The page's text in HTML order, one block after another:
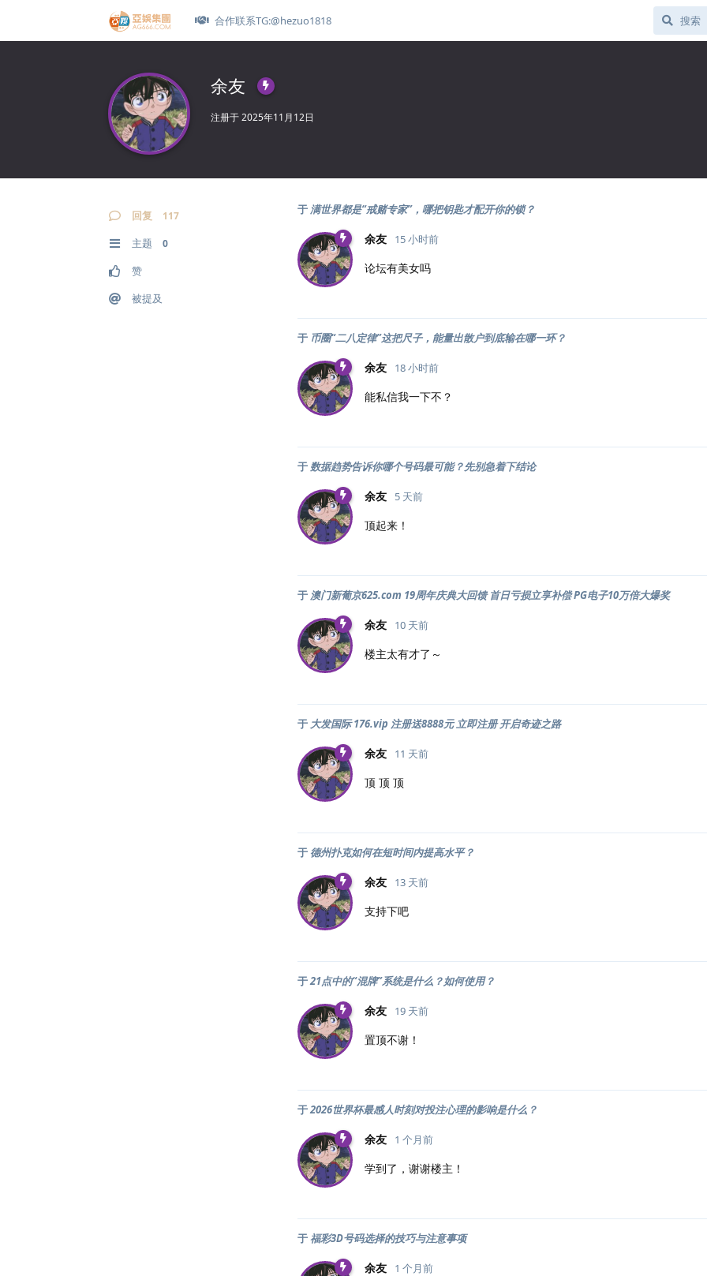
合作联系TG:@hezuo1818
余友
注册于2025年11月12日
回复 117
主题 0
赞
被提及
于 满世界都是“戒赌专家”，哪把钥匙才配开你的锁？
余友 15 小时前
论坛有美女吗
于 币圈“二八定律”这把尺子，能量出散户到底输在哪一环？
余友 18 小时前
能私信我一下不？
于 数据趋势告诉你哪个号码最可能？先别急着下结论
余友 5 天前
顶起来！
于 澳门新葡京625.com 19周年庆典大回馈 首日亏损立享补偿 PG电子10万倍大爆奖
余友 10 天前
楼主太有才了～
于 大发国际 176.vip 注册送8888元 立即注册 开启奇迹之路
余友 11 天前
顶 顶 顶
于 德州扑克如何在短时间内提高水平？
余友 13 天前
支持下吧
于21点中的“混牌”系统是什么？如何使用？
余友 19 天前
置顶不谢！
于2026世界杯最感人时刻对投注心理的影响是什么？
余友 1 个月前
学到了，谢谢楼主！
于福彩3D号码选择的技巧与注意事项
余友 1 个月前